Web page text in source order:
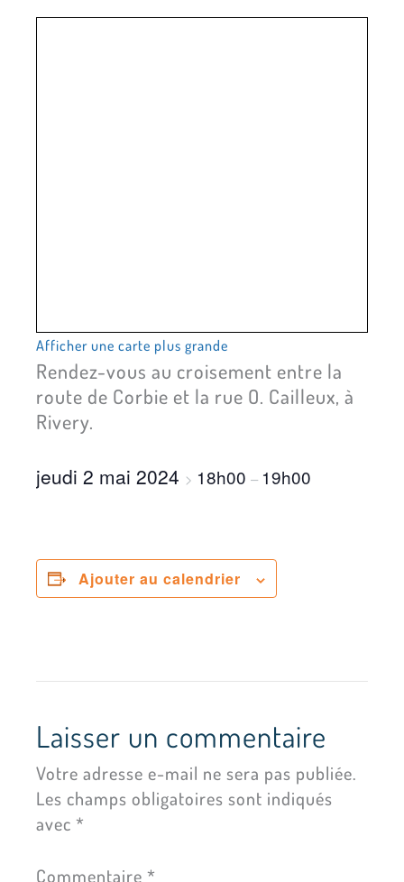
Afficher une carte plus grande
Rendez-vous au croisement entre la
route de Corbie et la rue O. Cailleux, à
Rivery.
jeudi 2 mai 2024 > 18h00 – 19h00
Ajouter au calendrier
Laisser un commentaire
Votre adresse e-mail ne sera pas publiée.
Les champs obligatoires sont indiqués
avec *
Commentaire *